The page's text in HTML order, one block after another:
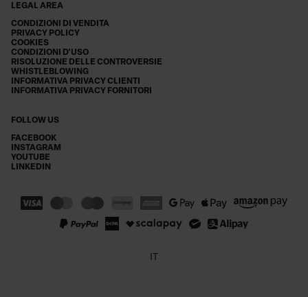
LEGAL AREA
CONDIZIONI DI VENDITA
PRIVACY POLICY
COOKIES
CONDIZIONI D'USO
RISOLUZIONE DELLE CONTROVERSIE
WHISTLEBLOWING
INFORMATIVA PRIVACY CLIENTI
INFORMATIVA PRIVACY FORNITORI
FOLLOW US
FACEBOOK
INSTAGRAM
YOUTUBE
LINKEDIN
IT